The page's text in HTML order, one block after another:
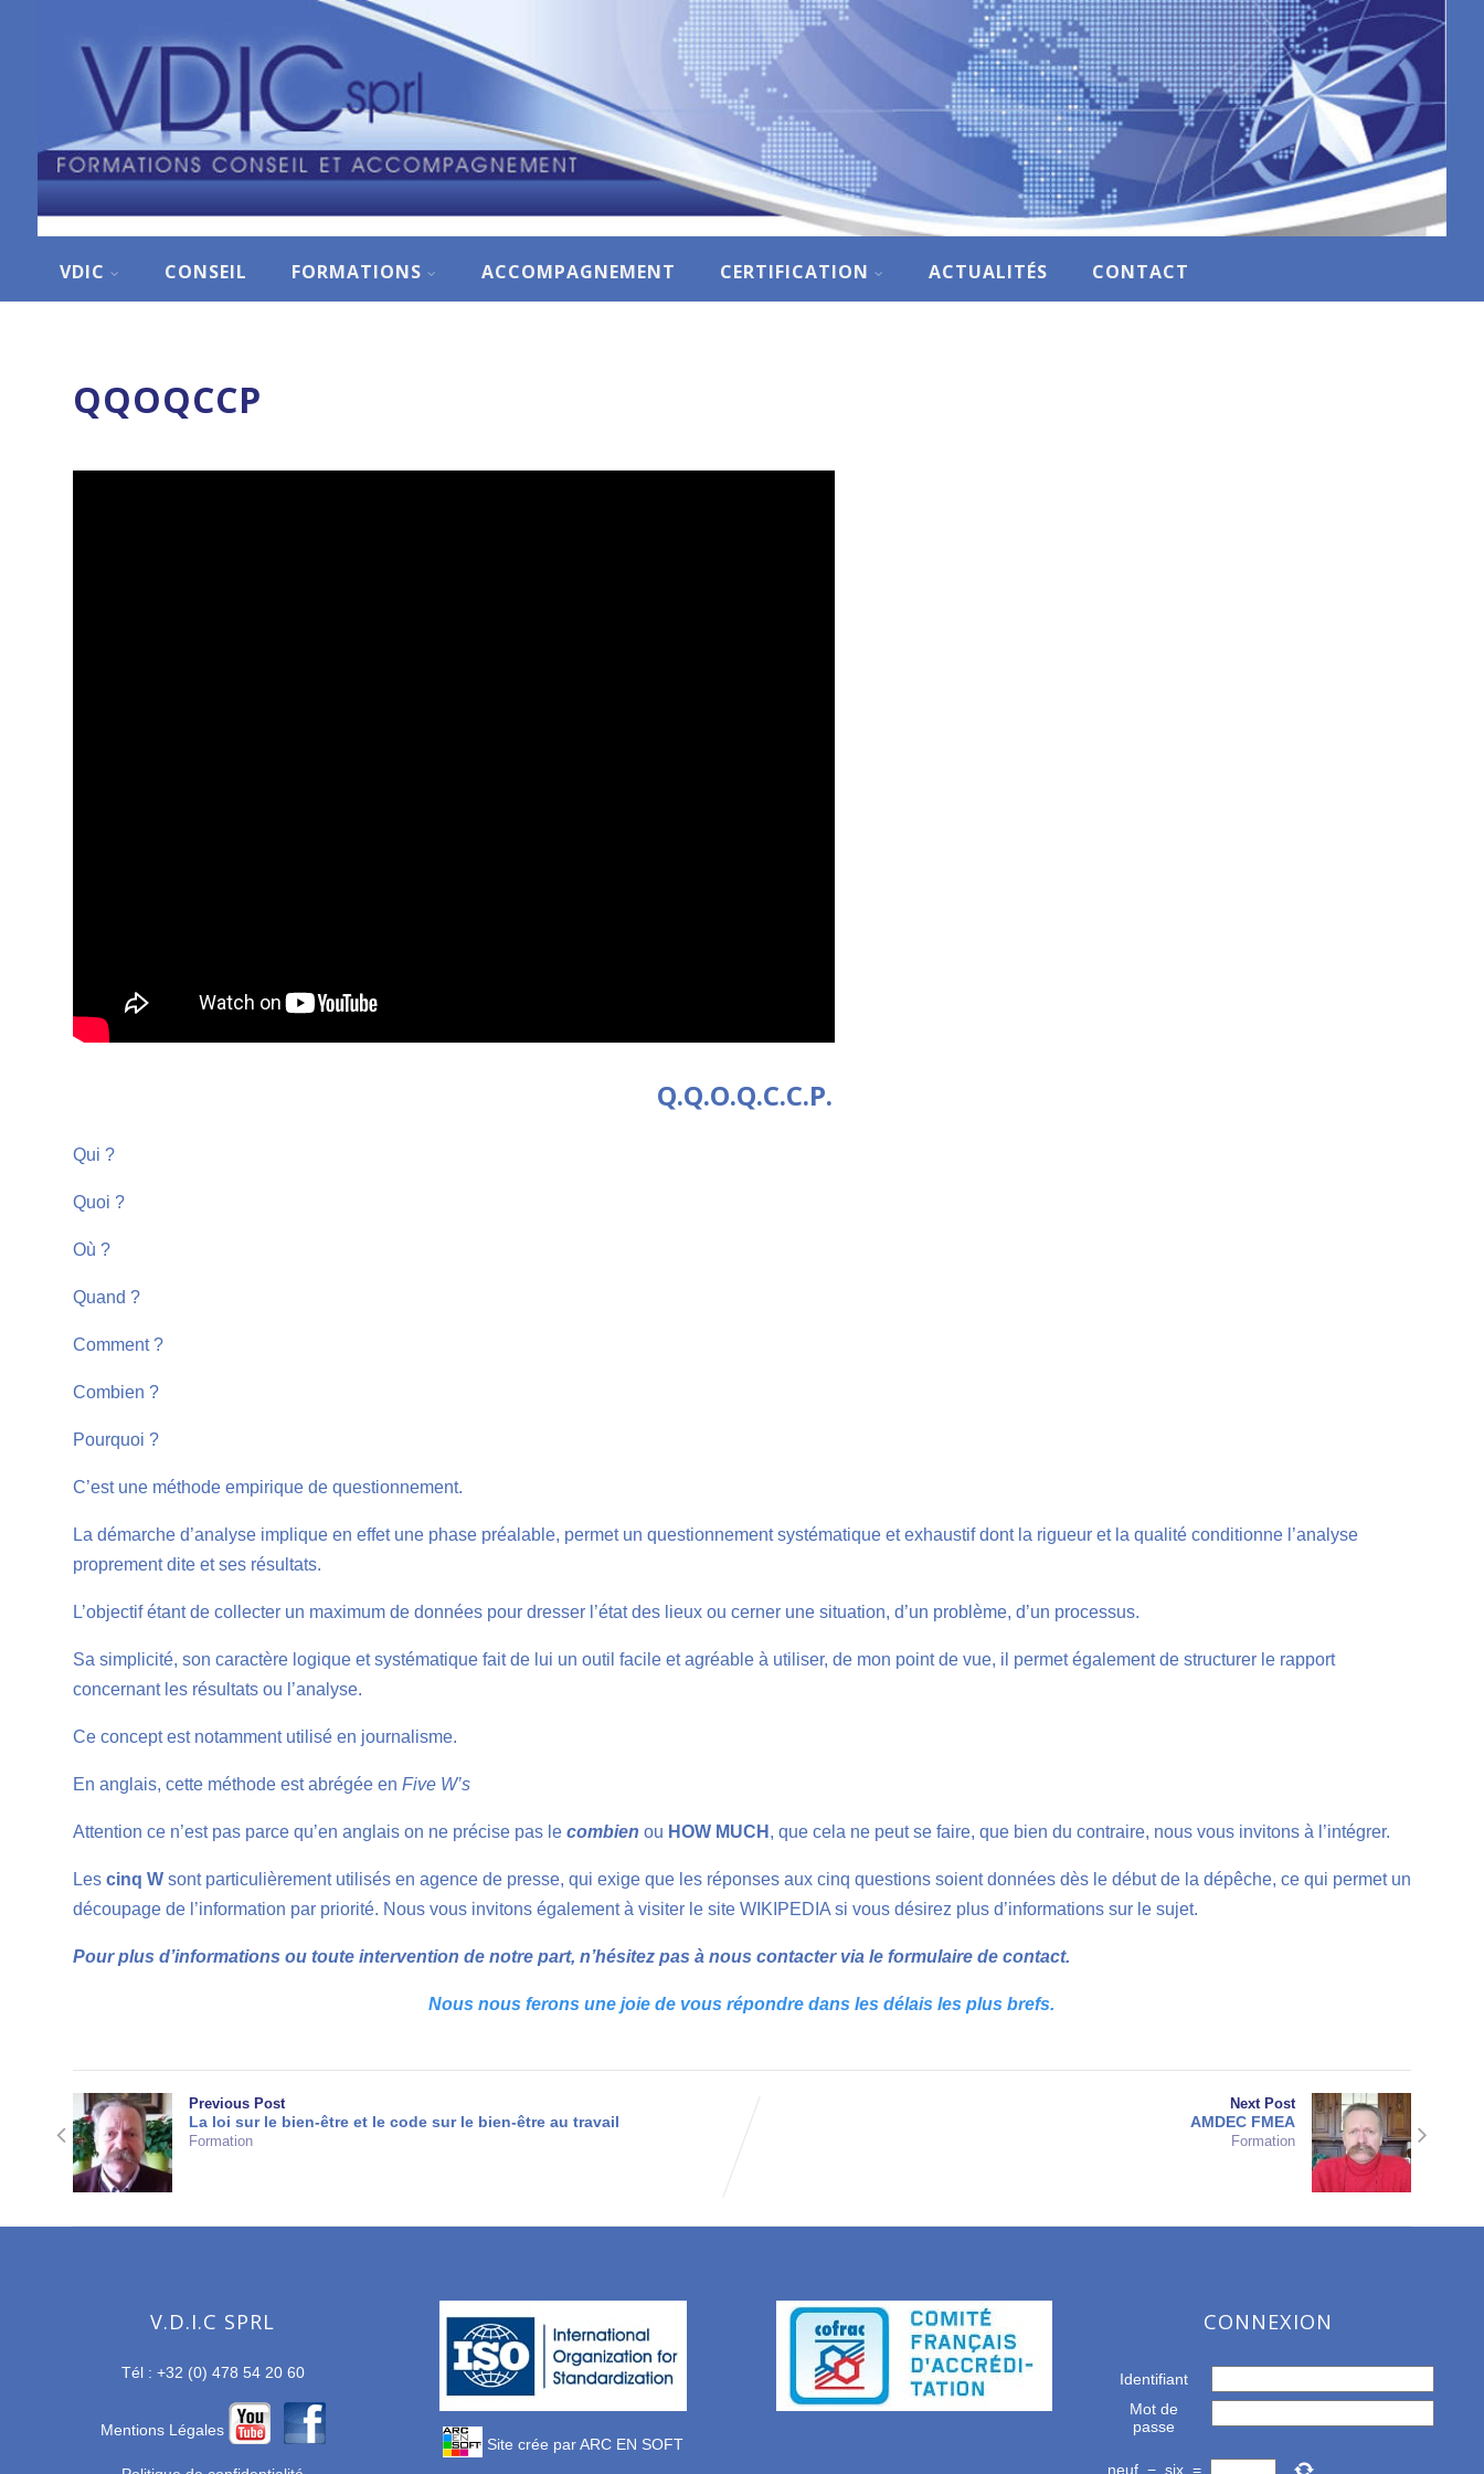
VDIC CONSEIL FORMATIONS ACCOMPAGNEMENT CERTIFICATION ACTUALITÉS CONTACT
QQOQCCP
Q.Q.O.Q.C.C.P.
Qui ?
Quoi ?
Où ?
Quand ?
Comment ?
Combien ?
Pourquoi ?
C’est une méthode empirique de questionnement.
La démarche d’analyse implique en effet une phase préalable, permet un questionnement systématique et exhaustif dont la rigueur et la qualité conditionne l’analyse
proprement dite et ses résultats.
L’objectif étant de collecter un maximum de données pour dresser l’état des lieux ou cerner une situation, d’un problème, d’un processus.
Sa simplicité, son caractère logique et systématique fait de lui un outil facile et agréable à utiliser, de mon point de vue, il permet également de structurer le rapport
concernant les résultats ou l’analyse.
Ce concept est notamment utilisé en journalisme.
En anglais, cette méthode est abrégée en Five W’s
Attention ce n’est pas parce qu’en anglais on ne précise pas le combien ou HOW MUCH , que cela ne peut se faire, que bien du contraire, nous vous invitons à l’intégrer.
Les cinq Wsont particulièrement utilisés en agence de presse, qui exige que les réponses aux cinq questions soient données dès le début de la dépêche, ce qui permet un
découpage de l’information par priorité. Nous vous invitons également à visiter le site WIKIPEDIA si vous désirez plus d’informations sur le sujet.
Pour plus d’informations ou toute intervention de notre part, n’hésitez pas à nous contacter via le formulaire de contact.
Nous nous ferons une joie de vous répondre dans les délais les plus brefs.
Previous Post
La loi sur le bien-être et le code sur le bien-être au travail
Formation
Next Post
AMDEC FMEA
Formation
V.D.I.C SPRL
Tél : +32 (0) 478 54 20 60
Mentions Légales
Site crée parARC EN SOFT
CONNEXION
Identifiant
Mot de
passe
neuf − six =